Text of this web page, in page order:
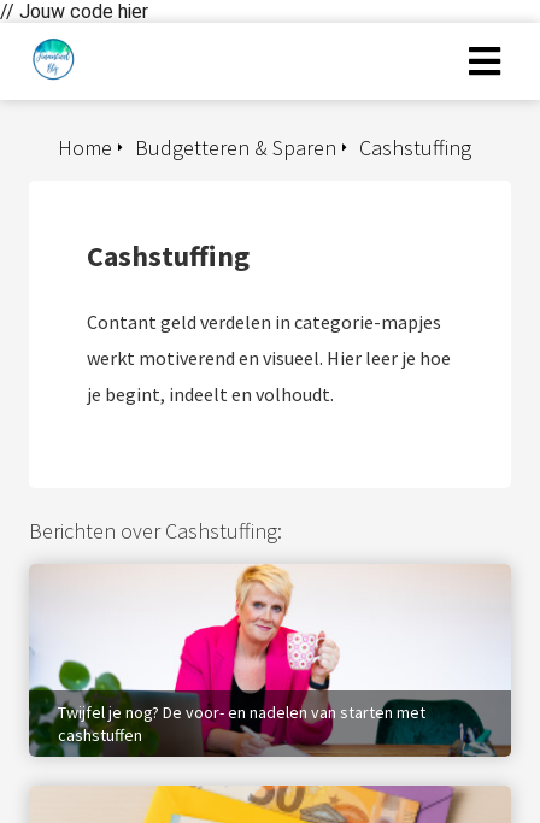
// Jouw code hier
Cashstuffing
Budgetteren & Sparen
Home
Cashstuffing
Contant geld verdelen in categorie-mapjes
werkt motiverend en visueel. Hier leer je hoe
je begint, indeelt en volhoudt.
Berichten over Cashstuffing:
Twijfel je nog? De voor- en nadelen van starten met
cashstuffen